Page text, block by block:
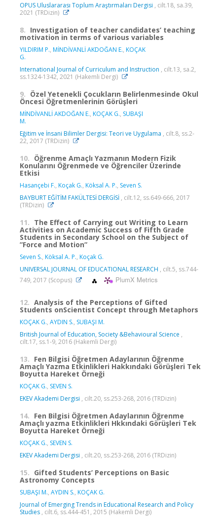
OPUS Uluslararası Toplum Araştırmaları Dergisi , cilt.18, sa.39,
2021 (TRDizin)
8. Investigation of teacher candidates’ teaching
motivation in terms of various variables
YILDIRIM P., MİNDİVANLİ AKDOĞAN E., KOÇAK
G.
International Journal of Curriculum and Instruction , cilt.13, sa.2,
ss.1324-1342, 2021 (Hakemli Dergi)
9. Özel Yetenekli Çocukların Belirlenmesinde Okul
Öncesi Öğretmenlerinin Görüşleri
MİNDİVANLİ AKDOĞAN E., KOÇAK G., SUBAŞI
M.
Eğitim ve İnsani Bilimler Dergisi: Teori ve Uygulama , cilt.8, ss.2-
22, 2017 (TRDizin)
10. Öğrenme Amaçlı Yazmanın Modern Fizik
Konularını Öğrenmede ve Öğrenciler Üzerinde
Etkisi
Hasançebi F., Koçak G., Köksal A. P., Seven S.
BAYBURT EĞİTİM FAKÜLTESİ DERGİSİ , cilt.12, ss.649-666, 2017
(TRDizin)
11. The Effect of Carrying out Writing to Learn
Activities on Academic Success of Fifth Grade
Students in Secondary School on the Subject of
”Force and Motion”
Seven S., Köksal A. P., Koçak G.
UNIVERSAL JOURNAL OF EDUCATIONAL RESEARCH , cilt.5, ss.744-
749, 2017 (Scopus)
PlumX Metrics
12. Analysis of the Perceptions of Gifted
Students onScientist Concept through Metaphors
KOÇAK G., AYDIN S., SUBAŞI M.
British Journal of Education, Society &Behavioural Science ,
cilt.17, ss.1-9, 2016 (Hakemli Dergi)
13. Fen Bilgisi Öğretmen Adaylarının Öğrenme
Amaçlı Yazma Etkinlikleri Hakkındaki Görüşleri Tek
Boyutta Hareket Örneği
KOÇAK G., SEVEN S.
EKEV Akademi Dergisi , cilt.20, ss.253-268, 2016 (TRDizin)
14. Fen Bilgisi Öğretmen Adaylarının Öğrenme
Amaçlı yazma Etkinlikleri Hkkındaki Görüşleri Tek
Boyutta Hareket Örneği
KOÇAK G., SEVEN S.
EKEV Akademi Dergisi , cilt.20, ss.253-268, 2016 (TRDizin)
15. Gifted Students’ Perceptions on Basic
Astronomy Concepts
SUBAŞI M., AYDIN S., KOÇAK G.
Journal of Emerging Trends in Educational Research and Policy
Studies , cilt.6, ss.444-451, 2015 (Hakemli Dergi)